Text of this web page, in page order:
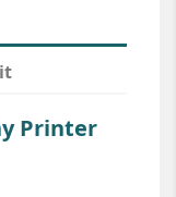
Printer